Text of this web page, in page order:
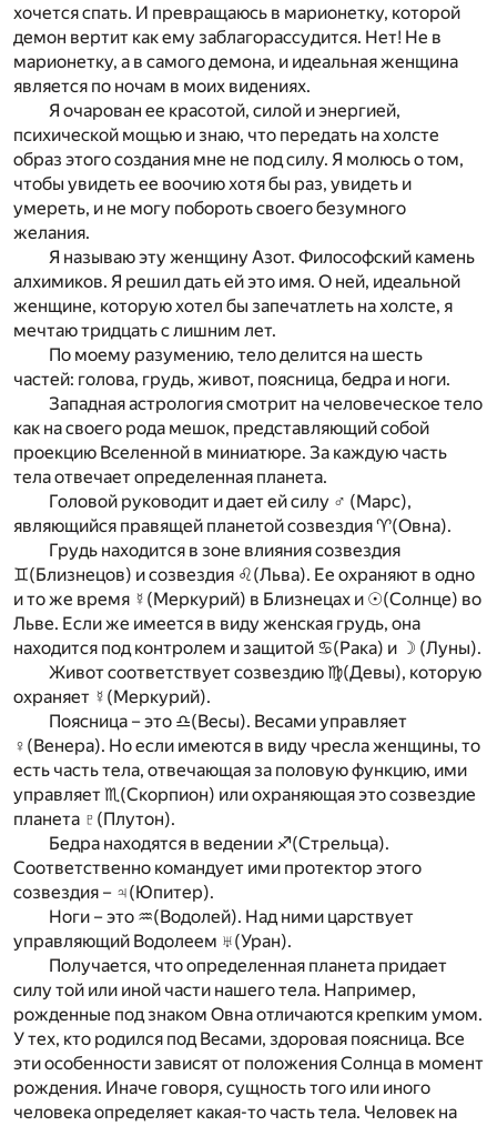
хочется спать. И превращаюсь в марионетку, которой
демон вертит как ему заблагорассудится. Нет! Не в
марионетку, а в самого демона, и идеальная женщина
является по ночам в моих видениях.
Я очарован ее красотой, силой и энергией,
психической мощью и знаю, что передать на холсте
образ этого создания мне не под силу. Я молюсь о том,
чтобы увидеть ее воочию хотя бы раз, увидеть и
умереть, и не могу побороть своего безумного
желания.
Я называю эту женщину Азот. Философский камень
алхимиков. Я решил дать ей это имя. О ней, идеальной
женщине, которую хотел бы запечатлеть на холсте, я
мечтаю тридцать с лишним лет.
По моему разумению, тело делится на шесть
частей: голова, грудь, живот, поясница, бедра и ноги.
Западная астрология смотрит на человеческое тело
как на своего рода мешок, представляющий собой
проекцию Вселенной в миниатюре. За каждую часть
тела отвечает определенная планета.
Головой руководит и дает ей силу ♂ (Марс),
являющийся правящей планетой созвездия ♈(Овна).
Грудь находится в зоне влияния созвездия
♊(Близнецов) и созвездия ♌(Льва). Ее охраняют в одно
и то же время ☿(Меркурий) в Близнецах и ☉(Солнце) во
Льве. Если же имеется в виду женская грудь, она
находится под контролем и защитой ♋(Рака) и ☽ (Луны).
Живот соответствует созвездию ♍(Девы), которую
охраняет ☿(Меркурий).
Поясница – это ♎(Весы). Весами управляет
♀(Венера). Но если имеются в виду чресла женщины, то
есть часть тела, отвечающая за половую функцию, ими
управляет ♏(Скорпион) или охраняющая это созвездие
планета ♇(Плутон).
Бедра находятся в ведении ♐(Стрельца).
Соответственно командует ими протектор этого
созвездия – ♃(Юпитер).
Ноги – это ♒(Водолей). Над ними царствует
управляющий Водолеем ♅(Уран).
Получается, что определенная планета придает
силу той или иной части нашего тела. Например,
рожденные под знаком Овна отличаются крепким умом.
У тех, кто родился под Весами, здоровая поясница. Все
эти особенности зависят от положения Солнца в момент
рождения. Иначе говоря, сущность того или иного
человека определяет какая-то часть тела. Человек на